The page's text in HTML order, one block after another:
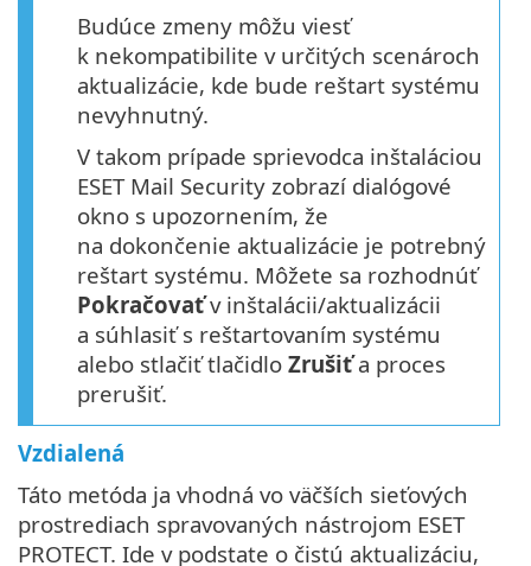
Budúce zmeny môžu viesť
k nekompatibilite v určitých scenároch
aktualizácie, kde bude reštart systému
nevyhnutný.
V takom prípade sprievodca inštaláciou
ESET Mail Security zobrazí dialógové
okno s upozornením, že
na dokončenie aktualizácie je potrebný
reštart systému. Môžete sa rozhodnúť
Pokračovaťv inštalácii/aktualizácii
a súhlasiť s reštartovaním systému
alebo stlačiť tlačidlo Zrušiťa proces
prerušiť.
Vzdialená
Táto metóda ja vhodná vo väčších sieťových
prostrediach spravovaných nástrojom ESET
PROTECT. Ide v podstate o čistú aktualizáciu,